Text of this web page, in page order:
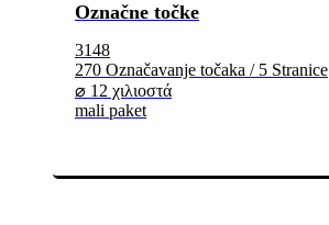
Označne točke
3148
270 Označavanje točaka / 5 Stranice
⌀ 12 χιλιοστά
mali paket